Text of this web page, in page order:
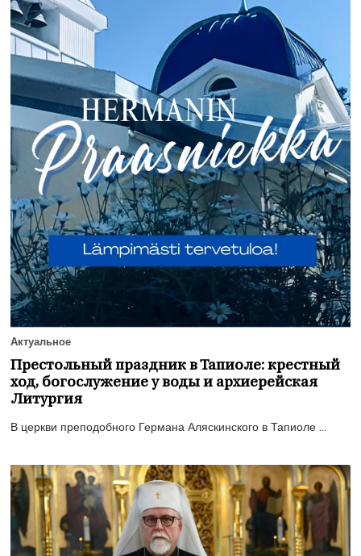
Актуальное
Престольный праздник в Тапиоле: крестный
ход, богослужение у воды и архиерейская
Литургия
В церкви преподобного Германа Аляскинского в Тапиоле ...